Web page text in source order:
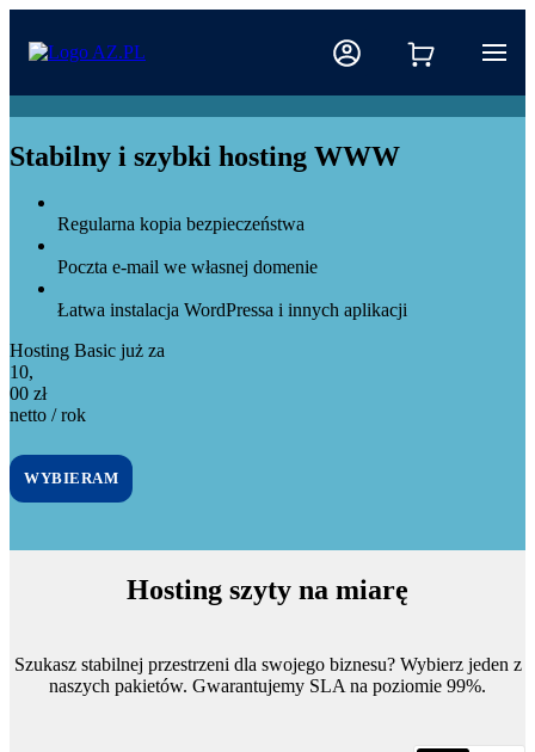
Stabilny i szybki hosting WWW
Regularna kopia bezpieczeństwa
Poczta e-mail we własnej domenie
Łatwa instalacja WordPressa i innych aplikacji
Hosting Basic już za
10,00 zł netto / rok
10,
00 zł
netto / rok
WYBIERAM
Hosting szyty na miarę
Szukasz stabilnej przestrzeni dla swojego biznesu? Wybierz jeden z
naszych pakietów. Gwarantujemy SLA na poziomie 99%.